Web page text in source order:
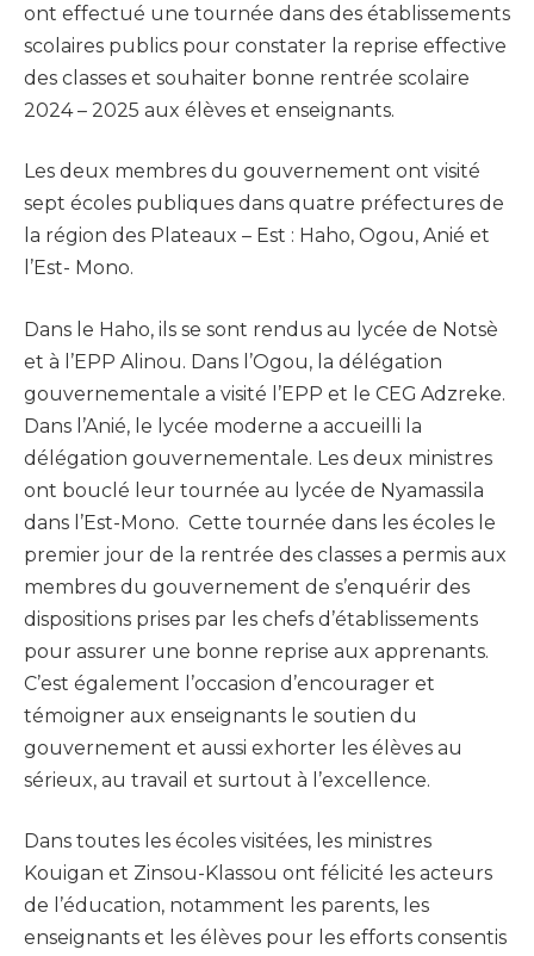
ont effectué une tournée dans des établissements
scolaires publics pour constater la reprise effective
des classes et souhaiter bonne rentrée scolaire
2024 – 2025 aux élèves et enseignants.
Les deux membres du gouvernement ont visité
sept écoles publiques dans quatre préfectures de
la région des Plateaux – Est : Haho, Ogou, Anié et
l’Est- Mono.
Dans le Haho, ils se sont rendus au lycée de Notsè
et à l’EPP Alinou. Dans l’Ogou, la délégation
gouvernementale a visité l’EPP et le CEG Adzreke.
Dans l’Anié, le lycée moderne a accueilli la
délégation gouvernementale. Les deux ministres
ont bouclé leur tournée au lycée de Nyamassila
dans l’Est-Mono. Cette tournée dans les écoles le
premier jour de la rentrée des classes a permis aux
membres du gouvernement de s’enquérir des
dispositions prises par les chefs d’établissements
pour assurer une bonne reprise aux apprenants.
C’est également l’occasion d’encourager et
témoigner aux enseignants le soutien du
gouvernement et aussi exhorter les élèves au
sérieux, au travail et surtout à l’excellence.
Dans toutes les écoles visitées, les ministres
Kouigan et Zinsou-Klassou ont félicité les acteurs
de l’éducation, notamment les parents, les
enseignants et les élèves pour les efforts consentis